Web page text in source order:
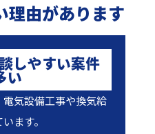
理由があります
しやすい案件
い
気設備工事や換気給
ます。